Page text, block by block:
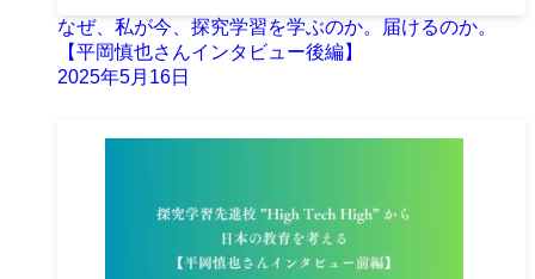
なぜ、私が今、探究学習を学ぶのか。届けるのか。
【平岡慎也さんインタビュー後編】
2025年5月16日